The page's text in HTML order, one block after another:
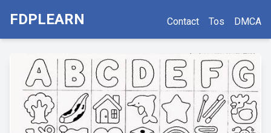
FDPLEARN Contact Tos DMCA